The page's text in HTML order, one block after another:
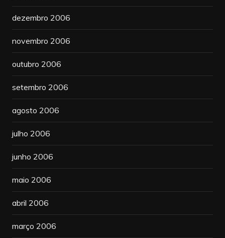
dezembro 2006
novembro 2006
outubro 2006
setembro 2006
agosto 2006
julho 2006
junho 2006
maio 2006
abril 2006
março 2006